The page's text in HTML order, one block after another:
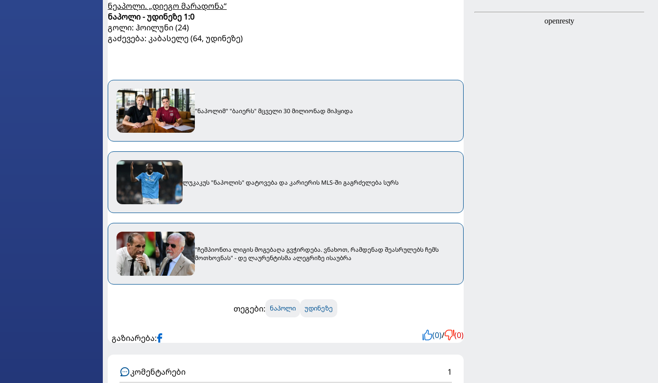
ნეაპოლი. „დიეგო მარადონა“
ნაპოლი - უდინეზე 1:0
გოლი: ჰოილუნი (24)
გაძევება: კაბასელე (64, უდინეზე)
"ნაპოლიმ" "ბაიერს" მცველი 30 მილიონად მიჰყიდა
ლუკაკუს "ნაპოლის" დატოვება და კარიერის MLS-ში გაგრძელება სურს
"ჩემპიონთა ლიგის მოგებაღა გვჭირდება. ვნახოთ, რამდენად შეასრულებს ჩემს
მოთხოვნას" - დე ლაურენტისმა ალეგრიზე ისაუბრა
თეგები: ნაპოლი უდინეზე
გაზიარება: (0)/ (0)
კომენტარები 1